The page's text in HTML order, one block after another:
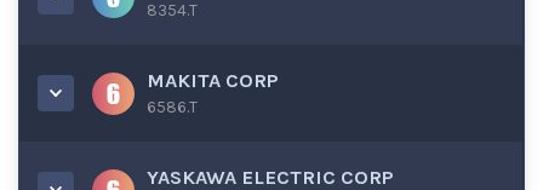
8354.T
MAKITA CORP
6586.T
YASKAWA ELECTRIC CORP